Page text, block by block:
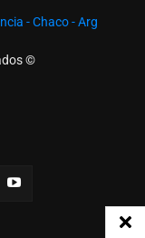
- Chaco - Arg
©